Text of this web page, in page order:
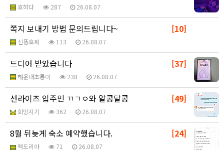
호하다 287 26.08.07
[10]
쪽지 보내기 방법 문의드립니다~
신똥호찌 113 26.08.07
[37]
드디어 받았습니다
해운대초롱이 238 26.08.07
[49]
선라이즈 입주민 ㄲㄱㅇ와 알콩달콩
희망지기 362 26.08.07
[24]
8월 뒤늦게 숙소 예약했습니다.
맥도리아 71 26.08.07